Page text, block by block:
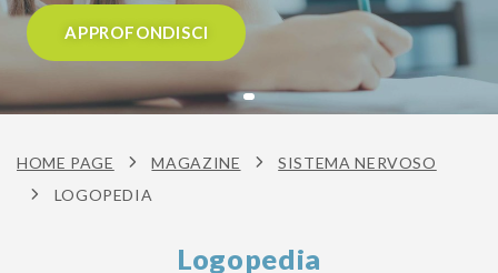
APPROFONDISCI
HOME PAGE MAGAZINE
SISTEMA NERVOSO
LOGOPEDIA
Logopedia